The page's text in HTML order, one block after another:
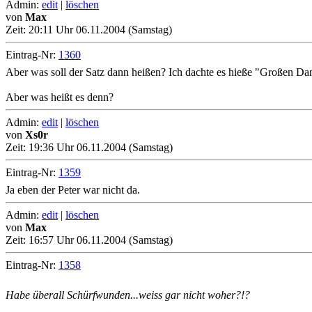
Admin: edit | löschen
von Max
Zeit: 20:11 Uhr 06.11.2004 (Samstag)
Eintrag-Nr: 1360
Aber was soll der Satz dann heißen? Ich dachte es hieße "Großen
Aber was heißt es denn?
Admin: edit | löschen
von Xs0r
Zeit: 19:36 Uhr 06.11.2004 (Samstag)
Eintrag-Nr: 1359
Ja eben der Peter war nicht da.
Admin: edit | löschen
von Max
Zeit: 16:57 Uhr 06.11.2004 (Samstag)
Eintrag-Nr: 1358
Habe überall Schürfwunden...weiss gar nicht woher?!?